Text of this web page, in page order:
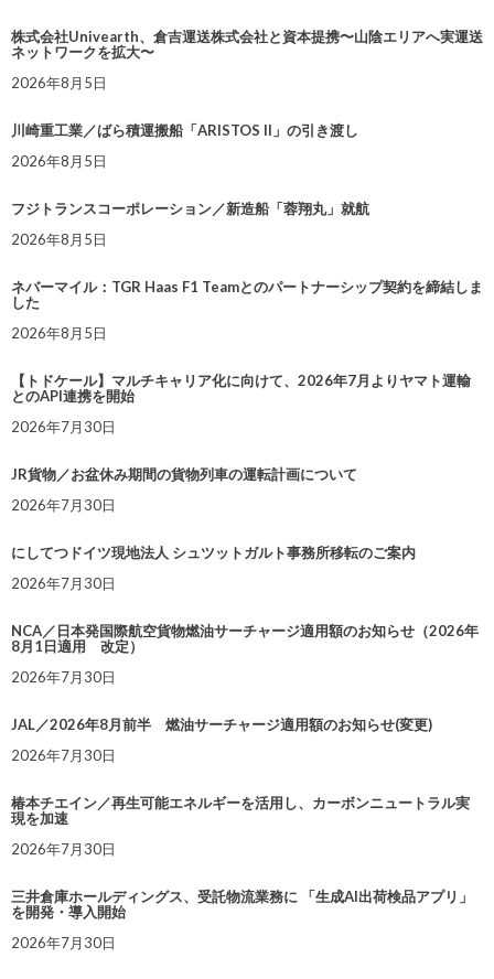
株式会社Univearth、倉吉運送株式会社と資本提携〜山陰エリアへ実運送
ネットワークを拡大〜
2026年8月5日
川崎重工業／ばら積運搬船「ARISTOS II」の引き渡し
2026年8月5日
フジトランスコーポレーション／新造船「蓉翔丸」就航
2026年8月5日
ネバーマイル：TGR Haas F1 Teamとのパートナーシップ契約を締結しま
した
2026年8月5日
【トドケール】マルチキャリア化に向けて、2026年7月よりヤマト運輸
とのAPI連携を開始
2026年7月30日
JR貨物／お盆休み期間の貨物列車の運転計画について
2026年7月30日
にしてつドイツ現地法人 シュツットガルト事務所移転のご案内
2026年7月30日
NCA／日本発国際航空貨物燃油サーチャージ適用額のお知らせ（2026年
8月1日適用 改定）
2026年7月30日
JAL／2026年8月前半 燃油サーチャージ適用額のお知らせ(変更)
2026年7月30日
椿本チエイン／再生可能エネルギーを活用し、カーボンニュートラル実
現を加速
2026年7月30日
三井倉庫ホールディングス、受託物流業務に 「生成AI出荷検品アプリ」
を開発・導入開始
2026年7月30日